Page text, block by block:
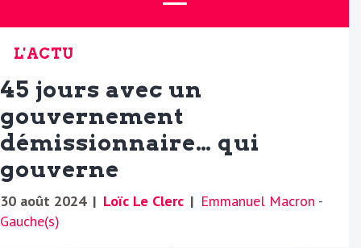
L'ACTU
45 jours avec un
gouvernement
démissionnaire… qui
gouverne
30 août 2024 | Loïc Le Clerc | Emmanuel Macron -
Gauche(s)